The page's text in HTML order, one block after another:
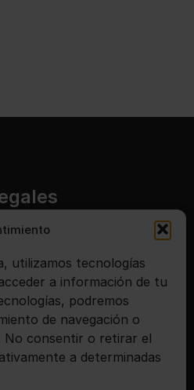
utilizamos tecnologías
a información de tu
podremos
de navegación o
No consentir o retirar el
a determinadas